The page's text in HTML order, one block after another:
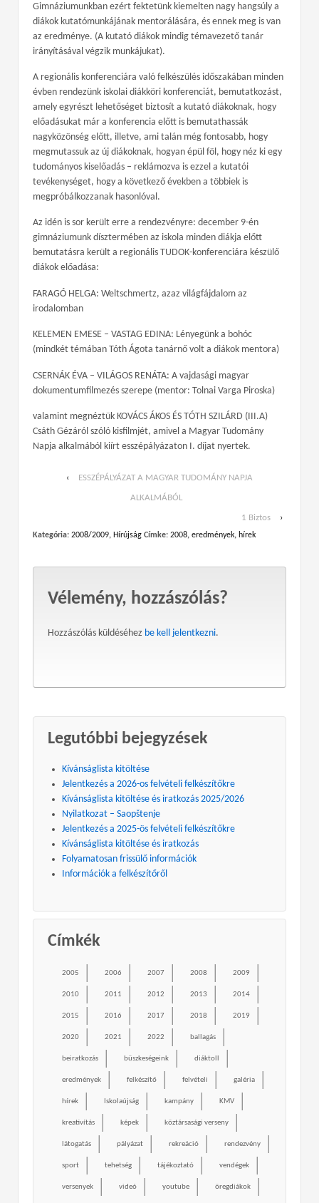
Gimnáziumunkban ezért fektetünk kiemelten nagy hangsúly a
diákok kutatómunkájának mentorálására, és ennek meg is van
az eredménye. (A kutató diákok mindig témavezető tanár
irányításával végzik munkájukat).
A regionális konferenciára való felkészülés időszakában minden
évben rendezünk iskolai diákköri konferenciát, bemutatkozást,
amely egyrészt lehetőséget biztosít a kutató diákoknak, hogy
előadásukat már a konferencia előtt is bemutathassák
nagyközönség előtt, illetve, ami talán még fontosabb, hogy
megmutassuk az új diákoknak, hogyan épül föl, hogy néz ki egy
tudományos kiselőadás – reklámozva is ezzel a kutatói
tevékenységet, hogy a következő években a többiek is
megpróbálkozzanak hasonlóval.
Az idén is sor került erre a rendezvényre: december 9-én
gimnáziumunk dísztermében az iskola minden diákja előtt
bemutatásra került a regionális TUDOK-konferenciára készülő
diákok előadása:
FARAGÓ HELGA: Weltschmertz, azaz világfájdalom az
irodalomban
KELEMEN EMESE – VASTAG EDINA: Lényegünk a bohóc
(mindkét témában Tóth Ágota tanárnő volt a diákok mentora)
CSERNÁK ÉVA – VILÁGOS RENÁTA: A vajdasági magyar
dokumentumfilmezés szerepe (mentor: Tolnai Varga Piroska)
valamint megnéztük KOVÁCS ÁKOS ÉS TÓTH SZILÁRD (III.A)
Csáth Gézáról szóló kisfilmjét, amivel a Magyar Tudomány
Napja alkalmából kiírt esszépályázaton I. díjat nyertek.
‹ ESSZÉPÁLYÁZAT A MAGYAR TUDOMÁNY NAPJA
ALKALMÁBÓL
1 Biztos ›
Kategória: 2008/2009, Hírújság Címke: 2008, eredmények, hírek
Vélemény, hozzászólás?
Hozzászólás küldéséhez be kell jelentkezni.
Legutóbbi bejegyzések
Kívánságlista kitöltése
Jelentkezés a 2026-os felvételi felkészítőkre
Kívánságlista kitöltése és iratkozás 2025/2026
Nyilatkozat – Saopštenje
Jelentkezés a 2025-ös felvételi felkészítőkre
Kívánságlista kitöltése és iratkozás
Folyamatosan frissülő információk
Információk a felkészítőről
Címkék
2005 2006 2007 2008 2009
2010 2011 2012 2013 2014
2015 2016 2017 2018 2019
2020 2021 2022 ballagás
beiratkozás büszkeségeink diáktoll
eredmények felkészítő felvételi galéria
hírek Iskolaújság kampány KMV
kreativítás képek köztársasági verseny
látogatás pályázat rekreáció rendezvény
sport tehetség tájékoztató vendégek
versenyek videó youtube öregdiákok